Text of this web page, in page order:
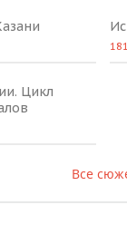
Цикл
181
Все